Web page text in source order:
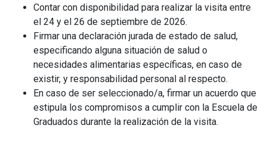
Contar con disponibilidad para realizar la visita entre
el 24 y el 26 de septiembre de 2026.
Firmar una declaración jurada de estado de salud,
especificando alguna situación de salud o
necesidades alimentarias específicas, en caso de
existir, y responsabilidad personal al respecto.
En caso de ser seleccionado/a, firmar un acuerdo que
estipula los compromisos a cumplir con la Escuela de
Graduados durante la realización de la visita.